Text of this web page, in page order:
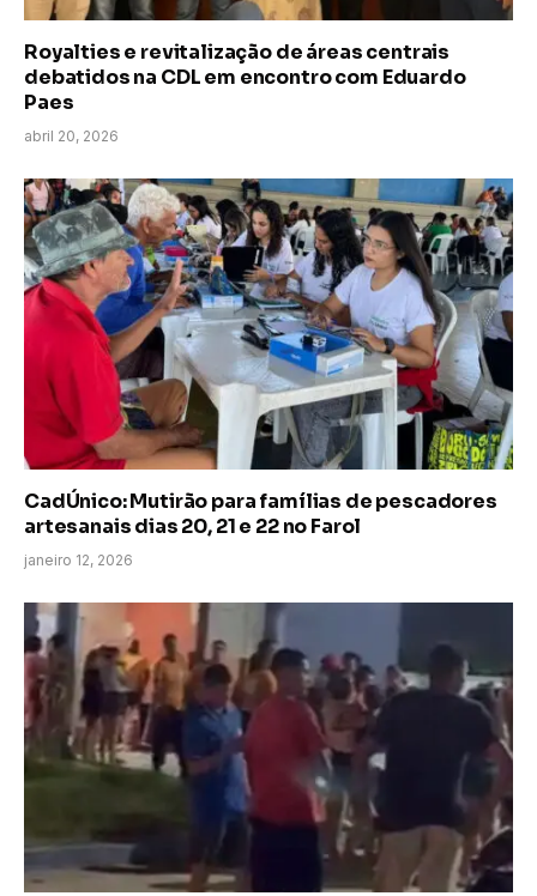
Royalties e revitalização de áreas centrais
debatidos na CDL em encontro com Eduardo
Paes
abril 20, 2026
CadÚnico: Mutirão para famílias de pescadores
artesanais dias 20, 21 e 22 no Farol
janeiro 12, 2026